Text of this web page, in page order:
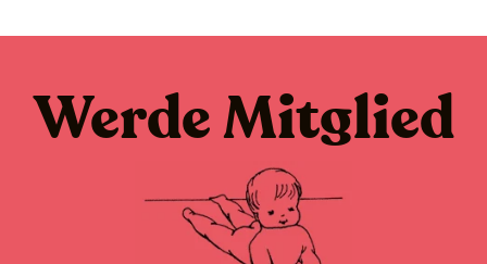
Werde Mitglied